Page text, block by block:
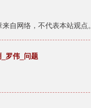
自网络，不代表本站观点。
罗伟_问题